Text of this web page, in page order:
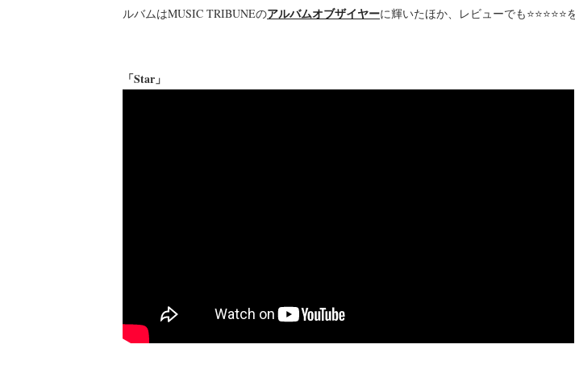
ルバムはMUSIC TRIBUNEのアルバムオブザイヤーに輝いたほか、レビューでも⭐️⭐️⭐️⭐️⭐️
「Star」